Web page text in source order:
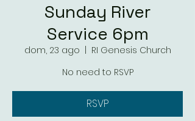
Sunday River
Service 6pm
dom, 23 ago
RI Genesis Church
No need to RSVP
RSVP